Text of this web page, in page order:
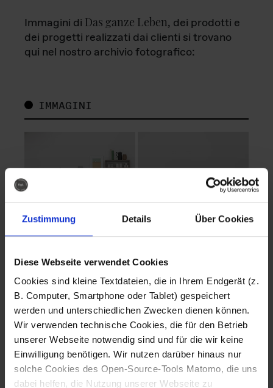
Zustimmung Details Über Cookies
Diese Webseite verwendet Cookies
Cookies sind kleine Textdateien, die in Ihrem Endgerät (z.
B. Computer, Smartphone oder Tablet) gespeichert
werden und unterschiedlichen Zwecken dienen können.
Wir verwenden technische Cookies, die für den Betrieb
unserer Webseite notwendig sind und für die wir keine
Einwilligung benötigen. Wir nutzen darüber hinaus nur
solche Cookies des Open-Source-Tools Matomo, die uns
dabei helfen, die Nutzung unserer Webseite zu
Immagini di Das ganze Leben, dei prodotti e
dei progetti realizzati dai clienti si trovano
qui nel nostro archivio fotografico:
IMMAGINI
Fotografo: Lorenz
Sternbach
Download
Fotografo: Lorenz
Sternbach
Download